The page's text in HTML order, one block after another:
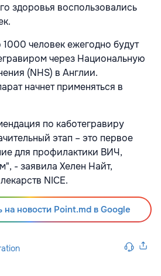
здоровья воспользовались
человек ежегодно будут
через Национальную
(NHS) в Англии.
начнет применяться в
по каботегравиру
этап – это первое
для профилактики ВИЧ,
- заявила Хелен Найт,
NICE.
новости Point.md в Google